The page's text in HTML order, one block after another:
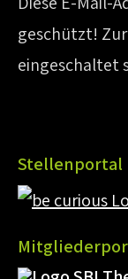
geschützt!
eingeschaltet
Stellenportal